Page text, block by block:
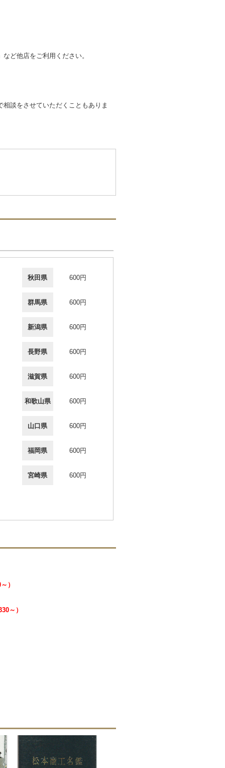
ど他店をご利用ください。
談をさせていただくこともありま
秋田県 600円
群馬県 600円
新潟県 600円
長野県 600円
滋賀県 600円
和歌山県 600円
山口県 600円
福岡県 600円
宮崎県 600円
）
～）